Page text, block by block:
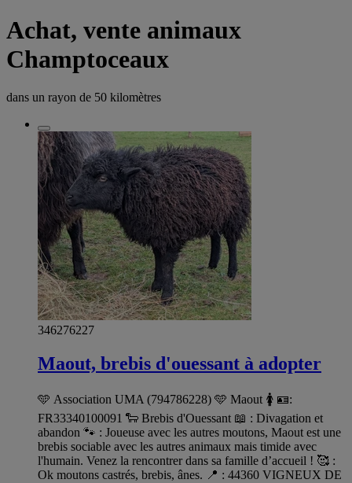
Achat, vente animaux
Champtoceaux
dans un rayon de 50 kilomètres
346276227
Maout, brebis d'ouessant à adopter
🩵 Association UMA (794786228) 🩵 Maout 🚺 🪪:
FR33340100091 🐑 Brebis d'Ouessant 📖 : Divagation et
abandon 🐾 : Joueuse avec les autres moutons, Maout est une
brebis sociable avec les autres animaux mais timide avec
l'humain. Venez la rencontrer dans sa famille d’accueil ! 🥰 :
Ok moutons castrés, brebis, ânes. 📍 : 44360 VIGNEUX DE